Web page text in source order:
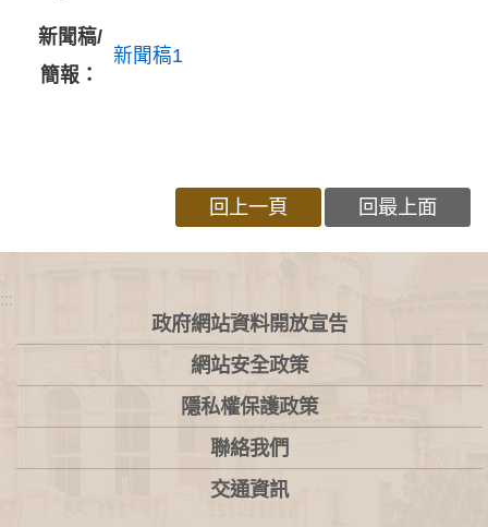
新聞稿/
簡報：
新聞稿1
回上一頁 回最上面
:::
政府網站資料開放宣告
網站安全政策
隱私權保護政策
聯絡我們
交通資訊